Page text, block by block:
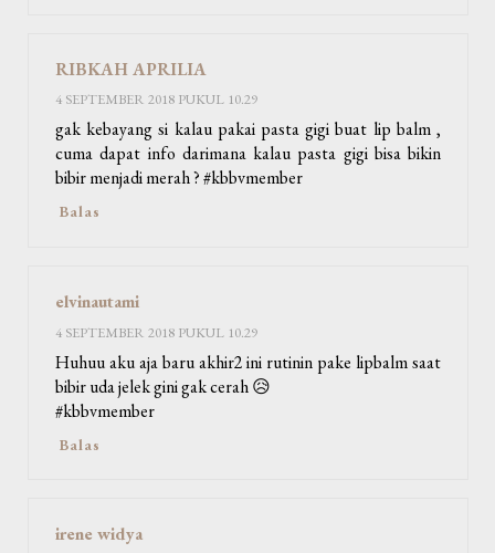
RIBKAH APRILIA
4 SEPTEMBER 2018 PUKUL 10.29
gak kebayang si kalau pakai pasta gigi buat lip balm ,
cuma dapat info darimana kalau pasta gigi bisa bikin
bibir menjadi merah ? #kbbvmember
Balas
elvinautami
4 SEPTEMBER 2018 PUKUL 10.29
Huhuu aku aja baru akhir2 ini rutinin pake lipbalm saat
bibir uda jelek gini gak cerah 😥
#kbbvmember
Balas
irene widya